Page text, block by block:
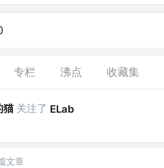
专栏 沸点 收藏集
猫 关注了 ELab
文章